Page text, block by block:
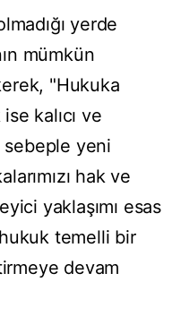
yerde
mümkün
"Hukuka
kalıcı ve
yeni
hak ve
yaklaşımı esas
temelli bir
devam